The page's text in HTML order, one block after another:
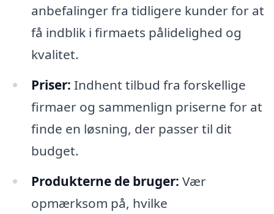
anbefalinger fra tidligere kunder for at
få indblik i firmaets pålidelighed og
kvalitet.
Priser: Indhent tilbud fra forskellige
firmaer og sammenlign priserne for at
finde en løsning, der passer til dit
budget.
Produkterne de bruger: Vær
opmærksom på, hvilke